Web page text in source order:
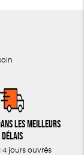
les meilleurs
délais
4 jours ouvrés